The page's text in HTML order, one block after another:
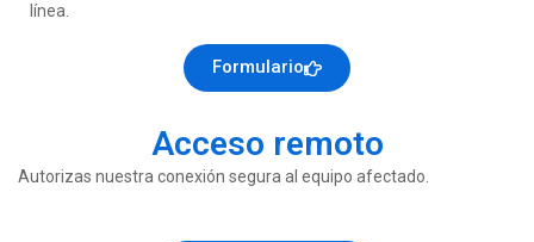
línea.
Formulario
Acceso remoto
Autorizas nuestra conexión segura al equipo afectado.